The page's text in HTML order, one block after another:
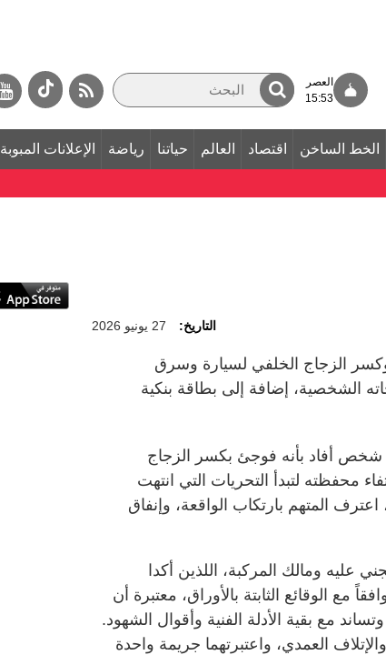
العصر
15:53
الخط الساخن اقتصاد العالم حياتنا رياضة الإعلانات المبوبة
التاريخ: 27 يونيو 2026
الزجاج الخلفي لسيارة وسرق
على احتياجاته الشخصية، إضافة إلى بطاقة بنكية
شخص أفاد بأنه فوجئ بكسر الزجاج
محفظته لتبدأ التحريات التي انتهت
المتهم بارتكاب الواقعة، وإنفاق
عليه ومالك المركبة، اللذين أكدا
مع الوقائع الثابتة بالأوراق، معتبرة أن
مع بقية الأدلة الفنية وأقوال الشهود.
العمدي، واعتبرتهما جريمة واحدة